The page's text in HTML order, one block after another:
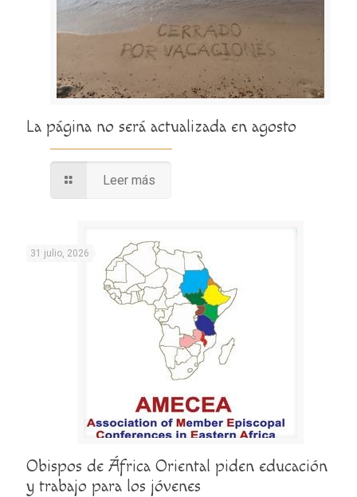
La página no será actualizada en agosto
Leer más
31 julio, 2026
Obispos de África Oriental piden educación
y trabajo para los jóvenes